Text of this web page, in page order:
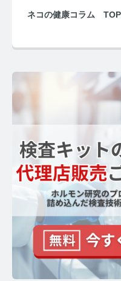
ネコの健康コラム TOP